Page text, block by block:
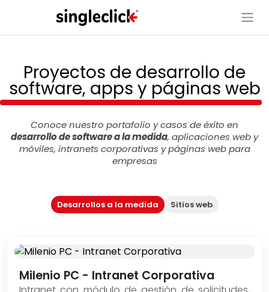
Proyectos de desarrollo de
software, apps y páginas web
Conoce nuestro portafolio y casos de éxito en
desarrollo de software a la medida, aplicaciones web y
móviles, intranets corporativas y páginas web para
empresas
Desarrollos a la medida Sitios web
Milenio PC - Intranet Corporativa